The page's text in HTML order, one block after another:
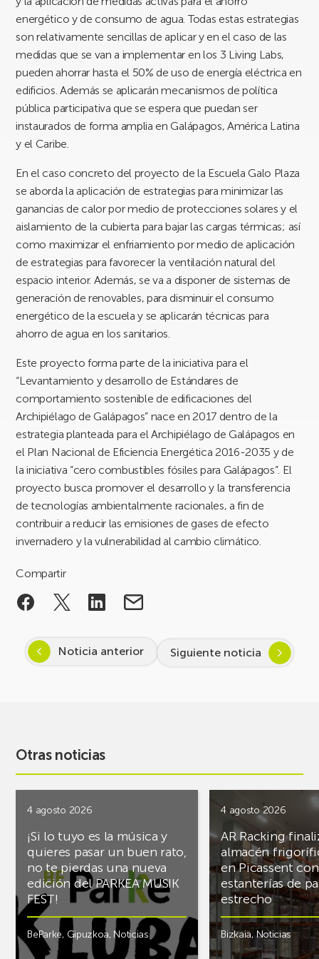
energético y de consumo de agua. Todas estas estrategias
son relativamente sencillas de aplicar y en el caso de las
medidas que se van a implementar en los 3 Living Labs,
pueden ahorrar hasta el 50% de uso de energía eléctrica en
edificios. Además se aplicarán mecanismos de política
pública participativa que se espera que puedan ser
instaurados de forma amplia en Galápagos, América Latina
y el Caribe.
En el caso concreto del proyecto de la Escuela Galo Plaza
se aborda la aplicación de estrategias para minimizar las
ganancias de calor por medio de protecciones solares y el
aislamiento de la cubierta para bajar las cargas térmicas; así
como maximizar el enfriamiento por medio de aplicación
de estrategias para favorecer la ventilación natural del
espacio interior. Además, se va a disponer de sistemas de
generación de renovables, para disminuir el consumo
energético de la escuela y se aplicarán técnicas para
ahorro de agua en los sanitarios.
Este proyecto forma parte de la iniciativa para el
“Levantamiento y desarrollo de Estándares de
comportamiento sostenible de edificaciones del
Archipiélago de Galápagos” nace en 2017 dentro de la
estrategia planteada para el Archipiélago de Galápagos en
el Plan Nacional de Eficiencia Energética 2016-2035 y de
la iniciativa “cero combustibles fósiles para Galápagos”. El
proyecto busca promover el desarrollo y la transferencia
de tecnologías ambientalmente racionales, a fin de
contribuir a reducir las emisiones de gases de efecto
invernadero y la vulnerabilidad al cambio climático.
Compartir
Noticia anterior Siguiente noticia
Otras noticias
4 agosto 2026
¡Si lo tuyo es la música y
quieres pasar un buen rato,
no te pierdas una nueva
edición del PARKEA MUSIK
FEST!
BeParke, Gipuzkoa, Noticias
4 agosto 2026
AR Racking
almacén
en Picassent con
estanterías de
estrecho
Bizkaia,Noticias